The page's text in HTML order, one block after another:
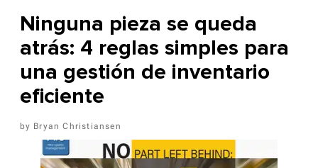
Ninguna pieza se queda
atrás: 4 reglas simples para
una gestión de inventario
eficiente
Bryan Christiansen